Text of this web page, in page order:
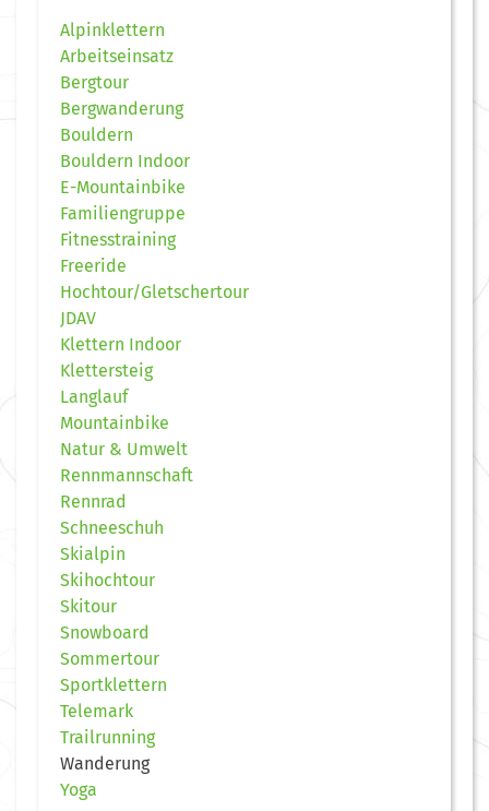
Alpinklettern
Arbeitseinsatz
Bergtour
Bergwanderung
Bouldern
Bouldern Indoor
E-Mountainbike
Familiengruppe
Fitnesstraining
Freeride
Hochtour/Gletschertour
JDAV
Klettern Indoor
Klettersteig
Langlauf
Mountainbike
Natur & Umwelt
Rennmannschaft
Rennrad
Schneeschuh
Skialpin
Skihochtour
Skitour
Snowboard
Sommertour
Sportklettern
Telemark
Trailrunning
Wanderung
Yoga